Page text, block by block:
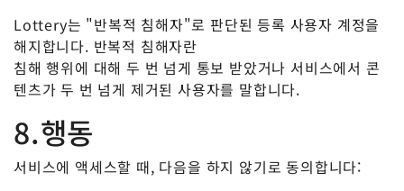
Lottery는 "반복적 침해자"로 판단된 등록 사용자 계정을
해지합니다. 반복적 침해자란
침해 행위에 대해 두 번 넘게 통보 받았거나 서비스에서 콘
텐츠가 두 번 넘게 제거된 사용자를 말합니다.
8.행동
서비스에 액세스할 때, 다음을 하지 않기로 동의합니다: